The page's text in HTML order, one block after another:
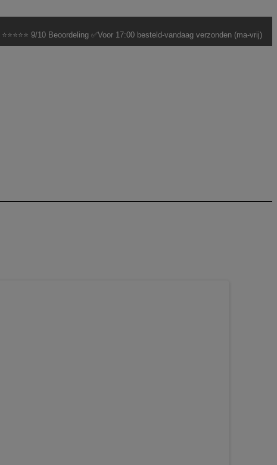
⭐⭐⭐⭐⭐ 9/10 Beoordeling ✅Voor 17:00 besteld-vandaag verzonden (ma-vrij)